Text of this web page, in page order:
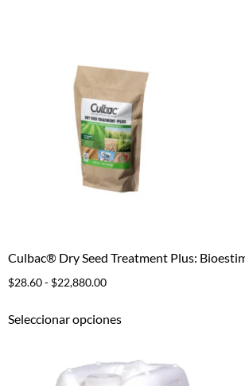
Culbac® Dry Seed Treatment Plus:
$28.60- $22,880.00
Seleccionar opciones